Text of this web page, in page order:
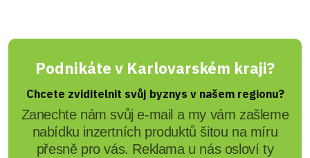
Podnikáte v Karlovarském kraji?
Chcete zviditelnit svůj byznys v našem regionu?
Zanechte nám svůj e-mail a my vám zašleme
nabídku inzertních produktů šitou na míru
přesně pro vás. Reklama u nás osloví ty